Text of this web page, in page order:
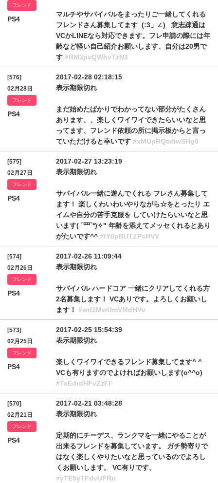
フレンド
PS4
マルチやサバイバルをまったりご一緒してくれる
フレンドさん募集してます_(:3」∠)_ 意志疎通は
VCかLINEなら対応できます。フレ申請の際には年
齢など軽い自己紹介お願いします、自分は20男で
す #RM3pvQWhvTzN3
[576]
02月28日
フレンド
PS4
2017-02-28 02:18:15
表示期限切れ
まだ始めたばかりでわかってない部分がたくさん
あります、、楽しくワイワイできたらいいなと思
ってます、フレンド依頼の所に掲示板からと言っ
ていただけると幸いです #xMUpRQm5wSHg0
[575]
02月27日
フレンド
PS4
2017-02-27 13:23:19
表示期限切れ
サバイバル一緒に遊んでくれる フレさん募集して
ます！ 楽しくわいわいやりながら☆をとったり エ
イムや自分の苦手克服を していけたらいいなと思
います( ´罒`*)✧" 年齢を添えてメッセくれるとあり
がたいです^^ #tY0pBUTZPcHVV
[574]
02月26日
フレンド
PS4
2017-02-26 11:09:44
表示期限切れ
サバイバル ハードコア 一緒にクリアしてくれる方
2名募集します！ VCありです。よろしくお願いし
ます！ #wd2MwUmVMdHVv
[573]
02月25日
フレンド
PS4
2017-02-25 15:54:39
表示期限切れ
楽しくワイワイできるフレンド募集してます^ ^
VCも有りますのでよければお願いします(o^^o)
#TcEdrdHFvZzFF
[570]
02月21日
フレンド
PS4
2017-02-21 03:48:28
表示期限切れ
定期的にチーデス、ランクマを一緒にやることが
出来るフレンドを募集しています。 ガチ勢寄りで
はなく楽しくやりたいなと思っているのでよろし
くお願いします。 VC有りです。
#yTE5yTFdvUFRn